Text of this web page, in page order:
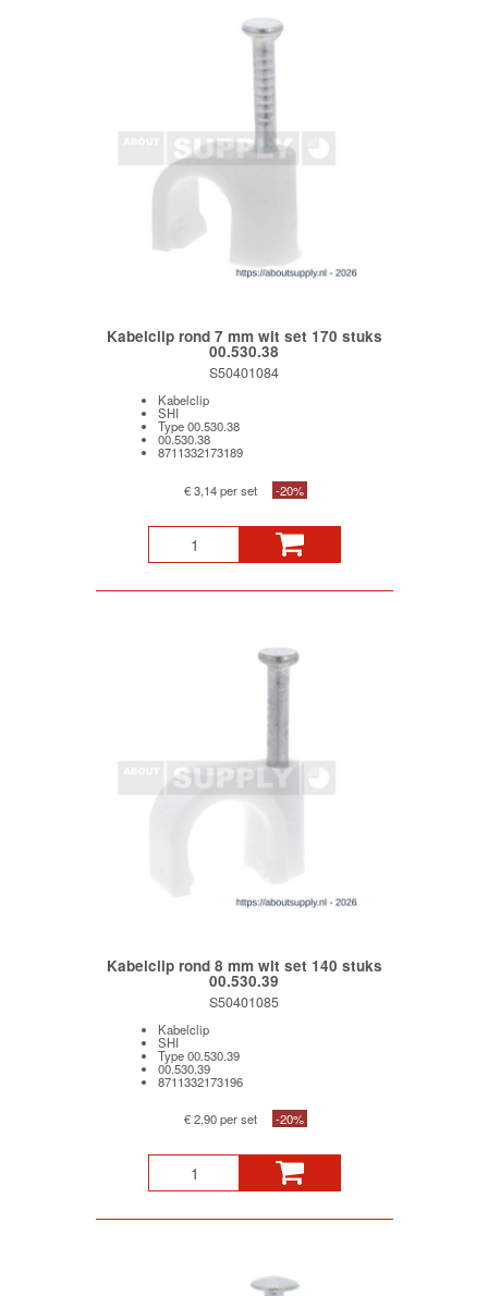
Kabelclip rond 7 mm wit set 170 stuks
00.530.38
S50401084
Kabelclip
SHI
Type 00.530.38
00.530.38
8711332173189
€ 3,14 per set -20%
Kabelclip rond 8 mm wit set 140 stuks
00.530.39
S50401085
Kabelclip
SHI
Type 00.530.39
00.530.39
8711332173196
€ 2,90 per set -20%